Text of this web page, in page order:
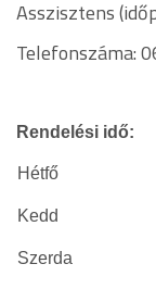
Asszisztens
Telefonszáma:
Rendelési idő:
Hétfő
Kedd
Szerda